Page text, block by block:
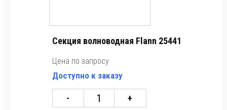
Секция волноводная Flann 25441
Цена по запросу
Доступно к заказу
- +